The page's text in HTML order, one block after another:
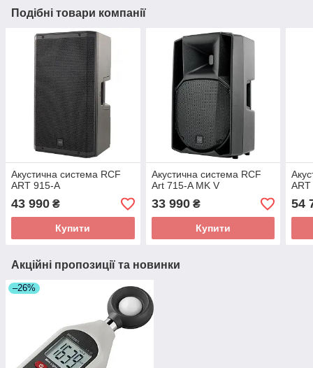
Подібні товари компанії
Акустична система RCF
ART 915-A
43 990 ₴
Купити
Акустична система RCF
Art 715-A MK V
33 990₴
Купити
54
Акційні пропозиції та новинки
–26%